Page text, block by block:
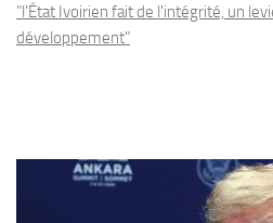
"l'État Ivoirien fait de l'intégrité, un
développement"